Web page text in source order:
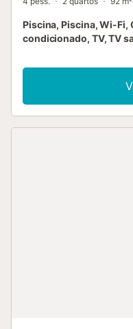
Piscina, Piscina, Wi-Fi,
condicionado, TV, TV